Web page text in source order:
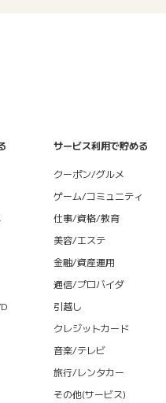
サービス利用で貯める
クーポン/グルメ
ゲーム/コミュニティ
仕事/資格/教育
美容/エステ
金融/資産運用
通信/プロバイダ
引越し
クレジットカード
音楽/テレビ
旅行/レンタカー
その他(サービス)